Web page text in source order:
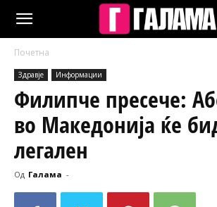
Почетна
Здравје Информации
Филипче пресече:
во Македонија ќе
легален
Од Галама -